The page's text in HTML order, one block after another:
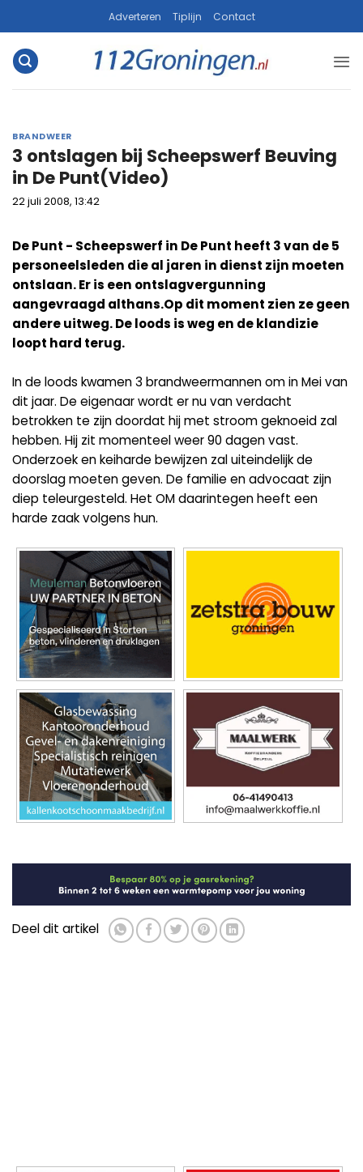
naar
inhoud
Adverteren Tiplijn Contact
BRANDWEER
3 ontslagen bij Scheepswerf Beuving
in De Punt(Video)
22 juli 2008, 13:42
De Punt - Scheepswerf in De Punt heeft 3 van de 5
personeelsleden die al jaren in dienst zijn moeten
ontslaan. Er is een ontslagvergunning
aangevraagd althans.Op dit moment zien ze geen
andere uitweg. De loods is weg en de klandizie
loopt hard terug.
In de loods kwamen 3 brandweermannen om in Mei van
dit jaar. De eigenaar wordt er nu van verdacht
betrokken te zijn doordat hij met stroom geknoeid zal
hebben. Hij zit momenteel weer 90 dagen vast.
Onderzoek en keiharde bewijzen zal uiteindelijk de
doorslag moeten geven. De familie en advocaat zijn
diep teleurgesteld. Het OM daarintegen heeft een
harde zaak volgens hun.
Deel dit artikel